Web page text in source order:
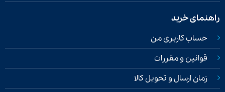
راهنمای خرید
حساب کاربری من
قوانین و مقررات
زمان ارسال و تحویل کالا